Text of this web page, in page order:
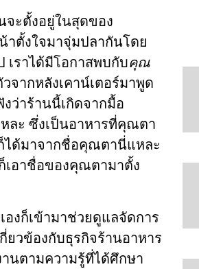
จะตั้งอยู่ในสุดของ
าตั้งใจมาจุ่มปลากันโดย
เราได้มีโอกาสพบกับคุณ
จากหลังเคาน์เตอร์มาพูด
ว่าร้านนี้เกิดจากมื้อ
ละ ซึ่งเป็นอาหารที่คุณตา
ได้มาจากชื่อคุณตานี่แหละ
อาชื่อของคุณตามาตั้ง
งก็เข้ามาช่วยดูแลจัดการ
ยวข้องกับธุรกิจร้านอาหาร
านตามความรู้ที่ได้ศึกษา